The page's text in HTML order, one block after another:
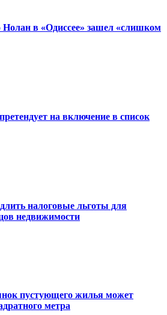
Нолан в «Одиссее» зашел «слишком
на включение в список
налоговые льготы для
недвижимости
пустующего жилья может
метра